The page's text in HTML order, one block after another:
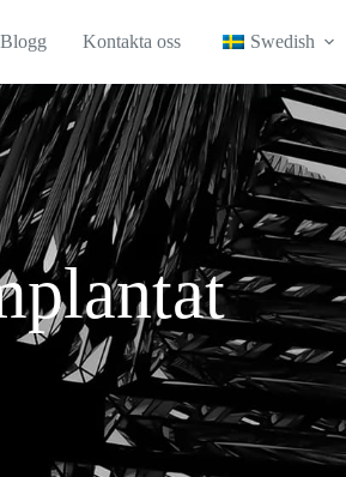
Blogg Kontakta oss Swedish